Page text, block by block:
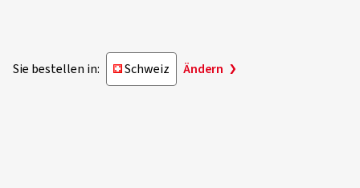
Sie bestellen in: Schweiz Ändern